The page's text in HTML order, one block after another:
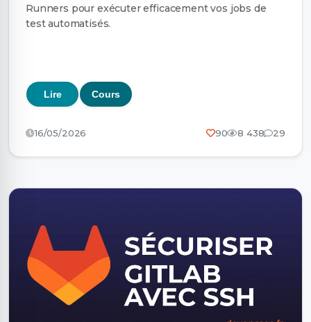
Runners pour exécuter efficacement vos jobs de
test automatisés.
Lire Cours
16/05/2026 90 8 438 29